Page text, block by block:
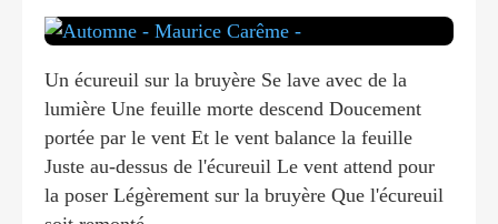
Un écureuil sur la bruyère Se lave avec de la
lumière Une feuille morte descend Doucement
portée par le vent Et le vent balance la feuille
Juste au-dessus de l'écureuil Le vent attend pour
la poser Légèrement sur la bruyère Que l'écureuil